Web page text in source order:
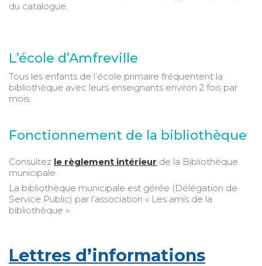
du catalogue.
L’école d’Amfreville
Tous les enfants de l’école primaire fréquentent la
bibliothèque avec leurs enseignants environ 2 fois par
mois.
Fonctionnement de la bibliothèque
Consultez le règlement intérieur de la Bibliothèque
municipale.
La bibliothèque municipale est gérée (Délégation de
Service Public) par l’association « Les amis de la
bibliothèque ».
Lettres d’informations